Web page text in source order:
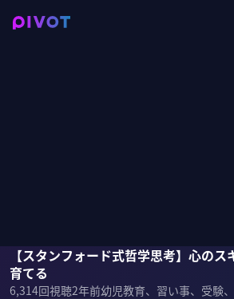
【スタンフォード式哲学思考】心の
育てる
6,314回視聴2年前
岩崎由夏星友啓 国山ハセン